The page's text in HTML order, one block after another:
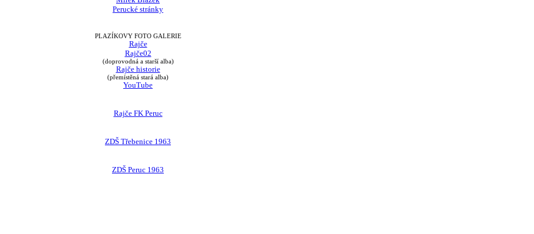
Perucké stránky
PLAZÍKOVY FOTO GALERIE
Rajče
Rajče02
(doprovodná a starší alba)
Rajče historie
(přemístěná stará alba)
YouTube
Rajče FK Peruc
ZDŠ Třebenice 1963
ZDŠ Peruc 1963